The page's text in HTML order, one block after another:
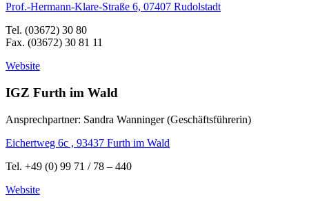
Prof.-Hermann-Klare-Straße 6, 07407 Rudolstadt
Tel. (03672) 30 80
Fax. (03672) 30 81 11
Website
IGZ Furth im Wald
Ansprechpartner: Sandra Wanninger (Geschäftsführerin)
Eichertweg 6c , 93437 Furth im Wald
Tel. +49 (0) 99 71 / 78 – 440
Website